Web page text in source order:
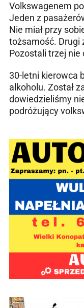
Volkswagenem
Jeden z
Nie miał przy
tożsamość. Drugi
Pozostali trzej nie
30-letni kierowca
alkoholu. Został
dowiedzieliśmy
podróżujący